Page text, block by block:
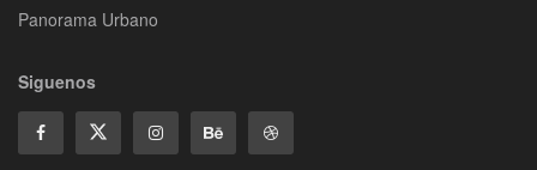
Panorama Urbano
Siguenos